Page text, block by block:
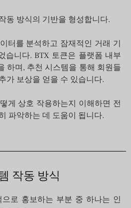
동 방식의 기반을 형성합니다.
터를 분석하고 잠재적인 거래 기
습니다. BTX 토큰은 플랫폼 내부
하며, 추천 시스템을 통해 회원들
가 보상을 얻을 수 있습니다.
게 상호 작용하는지 이해하면 전
파악하는 데 도움이 됩니다.
작동 방식
로 홍보하는 부분 중 하나는 인